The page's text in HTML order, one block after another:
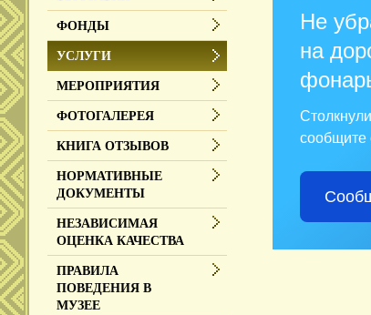
Не
на
сообщите
ФОНДЫ
УСЛУГИ
МЕРОПРИЯТИЯ
ФОТОГАЛЕРЕЯ
КНИГА ОТЗЫВОВ
НОРМАТИВНЫЕ
ДОКУМЕНТЫ
НЕЗАВИСИМАЯ
ОЦЕНКА КАЧЕСТВА
ПРАВИЛА
ПОВЕДЕНИЯ В
МУЗЕЕ